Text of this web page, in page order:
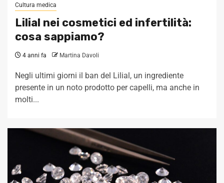
Cultura medica
Lilial nei cosmetici ed infertilità:
cosa sappiamo?
4 anni fa Martina Davoli
Negli ultimi giorni il ban del Lilial, un ingrediente
presente in un noto prodotto per capelli, ma anche in
molti...